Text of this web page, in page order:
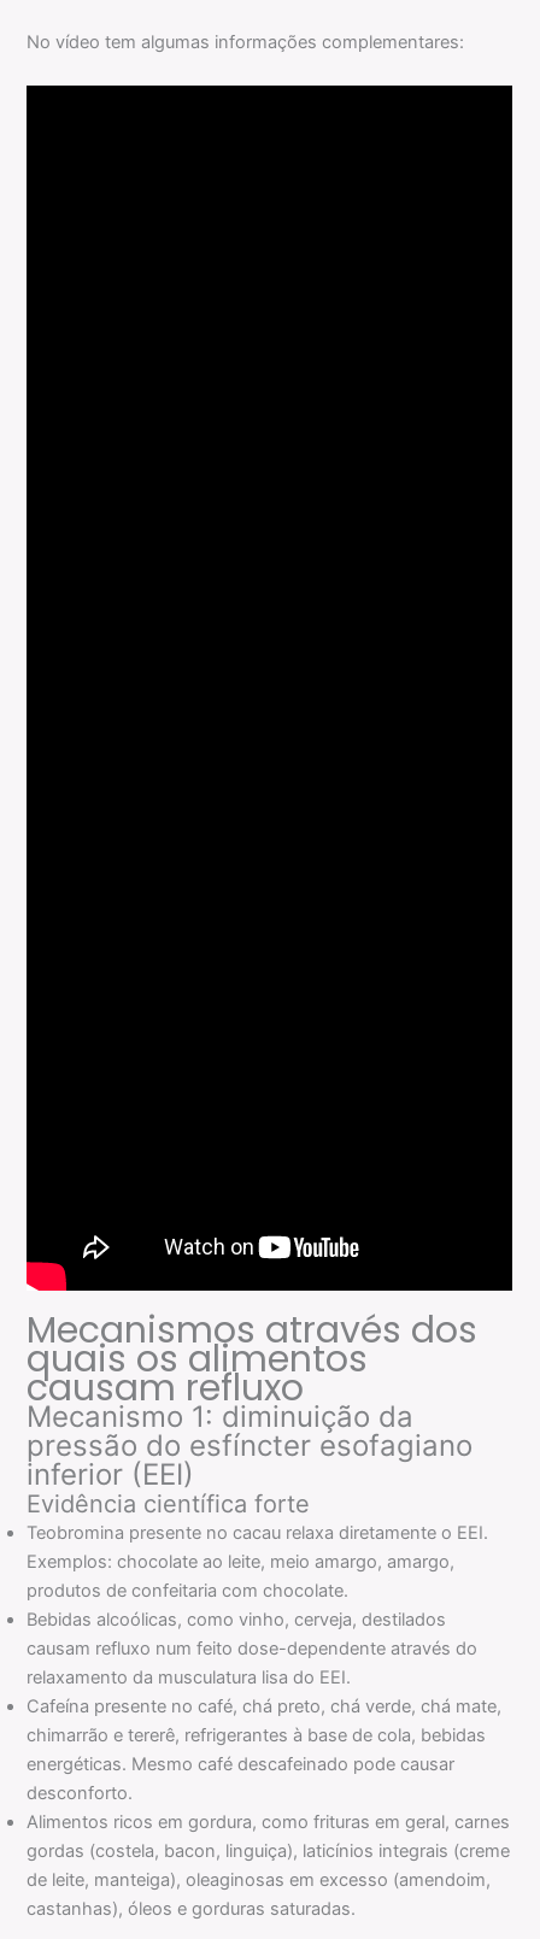
No vídeo tem algumas informações complementares:
Mecanismos através dos
quais os alimentos
causam refluxo
Mecanismo 1: diminuição da
pressão do esfíncter esofagiano
inferior (EEI)
Evidência científica forte
Teobromina presente no cacau relaxa diretamente o EEI.
Exemplos: chocolate ao leite, meio amargo, amargo,
produtos de confeitaria com chocolate.
Bebidas alcoólicas, como vinho, cerveja, destilados
causam refluxo num feito dose-dependente através do
relaxamento da musculatura lisa do EEI.
Cafeína presente no café, chá preto, chá verde, chá mate,
chimarrão e tererê, refrigerantes à base de cola, bebidas
energéticas. Mesmo café descafeinado pode causar
desconforto.
Alimentos ricos em gordura, como frituras em geral, carnes
gordas (costela, bacon, linguiça), laticínios integrais (creme
de leite, manteiga), oleaginosas em excesso (amendoim,
castanhas), óleos e gorduras saturadas.